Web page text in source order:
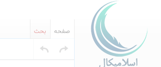
صفحه بحث